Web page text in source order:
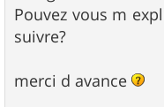
Pouvez vous m
suivre?
merci d avance